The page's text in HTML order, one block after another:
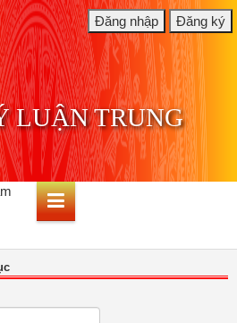
LUẬN TRUNG